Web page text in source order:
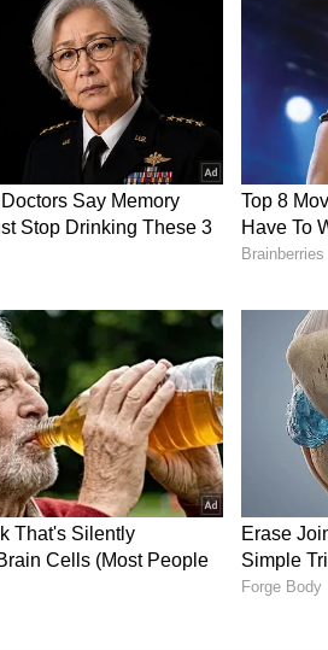
ಹೇಳಿದ್ದಾರೆ.
ಸೋಲಿನ ಬೆನ್ನಲ್ಲೇ ಪಾಕ್‌ಗೆ ಡಬಲ್
ಫೈನಲ್‌ಗೆ
ಪಂದ್ಯಕ್ಕೆ ಮಳೆ ಭೀತಿ ಇದೆ. ಆದರೆ
ನೆಟ್‌ ರನ್‌ರೇಟ್‌
2ನೇ ಸ್ಥಾನದಲ್ಲಿರುವ
ಉತ್ತಮ ಸ್ಥಿತಿಯಲ್ಲಿದೆ. ಫೈನಲ್‌ ಪಂದ್ಯ